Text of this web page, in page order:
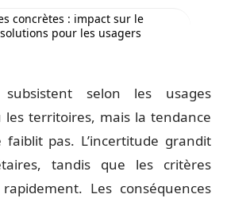
concrètes : impact sur le
pour les usagers
subsistent selon les usages
les territoires, mais la tendance
pas. L’incertitude grandit
tandis que les critères
rapidement. Les conséquences